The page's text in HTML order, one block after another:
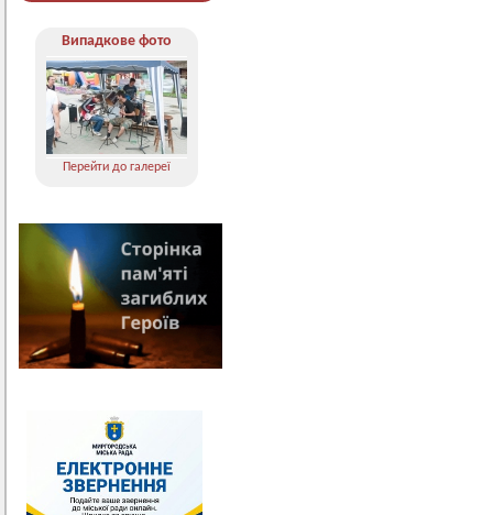
Випадкове фото
Перейти до галереї